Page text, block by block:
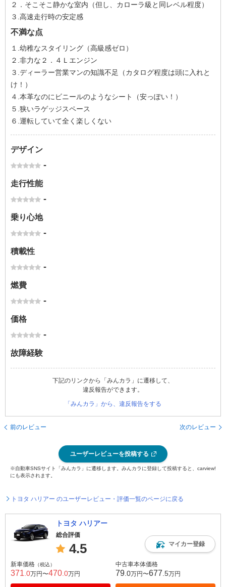
２．そこそこ静かな室内（但し、カローラ級と同レベル程度）
３.高速走行時の安定感
不満な点
１.幼稚なスタイリング（高級感ゼロ）
２.非力な２．４Ｌエンジン
３.ディーラー営業マンの知識不足（カタログ程度は頭に入れと
け！）
４.本革なのにビニールのようなシート（安っぽい！）
５.狭いラゲッジスペース
６.運転していて全く楽しくない
デザイン
-
走行性能
-
乗り心地
-
積載性
-
燃費
-
価格
-
故障経験
下記のリンクから「みんカラ」に遷移して、
違反報告ができます。
「みんカラ」から、違反報告をする
前のレビュー 次のレビュー
ユーザーレビューを投稿する
※自動車SNSサイト「みんカラ」に遷移します。みんカラに登録して投稿すると、carview!
にも表示されます。
トヨタ ハリアー のユーザーレビュー・評価一覧のページに戻る
トヨタ ハリアー
総合評価
4.5 マイカー登録
新車価格 （税込）
371 .0万円〜470 .0万円
中古車本体価格
79 .0万円〜677 .5万円